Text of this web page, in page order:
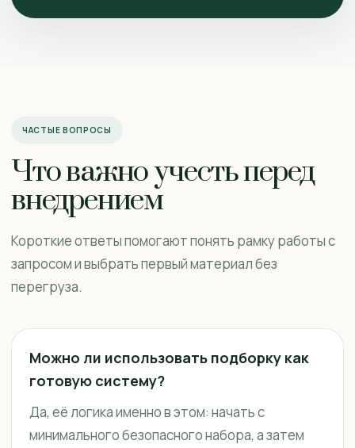
ЧАСТЫЕ ВОПРОСЫ
Что важно учесть перед
внедрением
Короткие ответы помогают понять рамку работы с
запросом и выбрать первый материал без
перегруза.
Можно ли использовать подборку как
готовую систему?
Да, её логика именно в этом: начать с
минимального безопасного набора, а затем